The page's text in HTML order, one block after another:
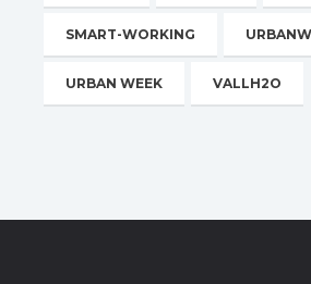
SMART-WORKING
URBAN WEEK VALLH2O